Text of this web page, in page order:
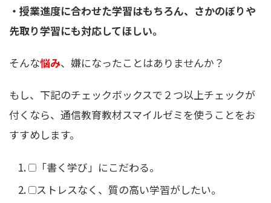
・授業進度に合わせた学習はもちろん、さかのぼりや
先取り学習にも対応してほしい。
そんな悩み、嫌になったことはありませんか？
もし、下記のチェックボックスで２つ以上チェックが
付くなら、通信教育教材スマイルゼミを使うことをお
すすめします。
「書く学び」にこだわる。
ストレスなく、質の高い学習がしたい。